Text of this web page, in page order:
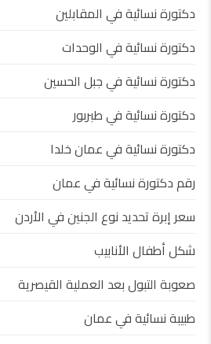
دكتورة نسائية في المقابلين
دكتورة نسائية في الوحدات
دكتورة نسائية في جبل الحسين
دكتورة نسائية في طبربور
دكتورة نسائية في عمان خلدا
رقم دكتورة نسائية في عمان
سعر إبرة تحديد نوع الجنين في الأردن
شكل أطفال الأنابيب
صعوبة التبول بعد العملية القيصرية
طبيبة نسائية في عمان